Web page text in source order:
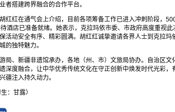
者搭建跨界融合的合作平台。
红红在通气会上介绍，目前各项筹备工作已进入冲刺阶段，
酒店已准备就绪。她表示，克拉玛依市委、市政府高度重视
活动安全有序、精彩圆满。胡红红诚挚邀请各界人士到克拉玛
的独特魅力。
局、新疆非遗馆承办，各地（州、市）文旅局协办。自治区文
深度融合，让中华优秀传统文化在守正创新中焕发时代光彩，
疆注入持久动力。
：甘露）